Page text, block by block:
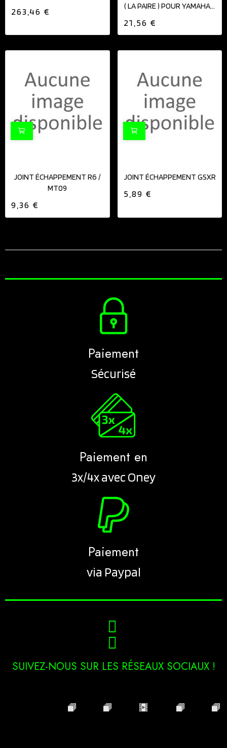
263,46 €
( LA PAIRE ) POUR YAMAHA...
21,56 €
JOINT ÉCHAPPEMENT R6 /
MT09
9,36 €
JOINT ÉCHAPPEMENT GSXR
5,89 €
Paiement
Sécurisé
Paiement en
3x/4x avec Oney
Paiement
via Paypal
SUIVEZ-NOUS SUR LES RÉSEAUX SOCIAUX !